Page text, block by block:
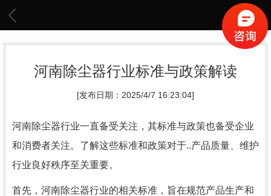
河南除尘器行业标准与政策解读
[发布日期：2025/4/7 16:23:04]
河南除尘器行业一直备受关注，其标准与政策也备受企业
和消费者关注。了解这些标准和政策对于..产品质量、维护
行业良好秩序至关重要。
首先，河南除尘器行业的相关标准，旨在规范产品生产和